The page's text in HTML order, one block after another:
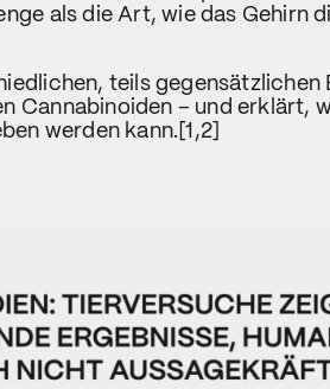
als die Art, wie das Gehirn
teils
Cannabinoiden – und erklärt,
werden kann.[1,2]